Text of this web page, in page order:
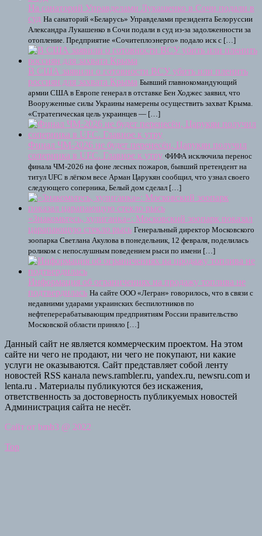
На санаторий Управделами Лукашенко в Сочи подали в
суд На санаторий «Беларусь» Управделами президента Белоруссии
Александра Лукашенко в Сочи подали в суд из-за задолженности за
отопление. Предприятие «Сочитеплоэнерго» подало иск с […]
В США заявили о готовности ВСУ убить или пленить
россиян для захвата Крыма Бывший главнокомандующий
армии США в Европе генерал в отставке Бен Ходжес заявил, что
Вооруженные силы Украины намерены осуществить захват Крыма.
«Стратегическая цель украинцев — […]
Финал ЧМ-2026 не будет перенесён, Царукян получил
соперника в UFC. Главное к утру ФИФА исключила перенос
финала ЧМ‑2026 на фоне лесных пожаров, бывший претендент на
титул UFC в лёгком весе Арман Царукян сообщил, что узнал своего
следующего соперника, Белый дом сделал […]
«Знакомьтесь, хулиганка»: Московский зоопарк показал
царапающую стекло рысь Генеральный директор Московского
зоопарка Светлана Акулова в понедельник, 12 февраля, поделилась
роликом с непослушным поведением рыси по имени […]
Информация об ограничениях на продажу топлива не
подтвердилась На сайте ООО «Легран» говорилось, что в связи с
недавними ударами украинских беспилотников по
нефтеперерабатывающим предприятиям России правительство
Московской области приняло […]
Данный сайт не является коммерческим проектом. На этом
сайте ни чего не продают, ни чего не покупают, ни какие
услуги не оказываются. Сайт представляет собой ленту
новостей RSS канала news.rambler.ru, yandex.ru, newsru.com и
lenta.ru . Материалы публикуются без искажения,
ответственность за достоверность публикуемых новостей
Администрация сайта не несёт.
Сайт от bmb3 @ 2022
Top